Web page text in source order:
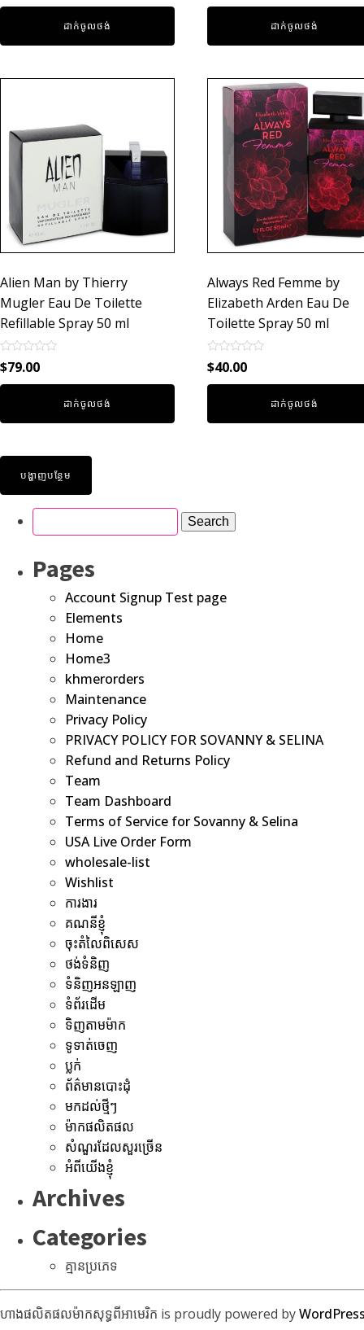
5
ដាក់ចូលថង់
out
ដាក់ចូលថង់
Alien Man by Thierry
Mugler Eau De Toilette
Refillable Spray 50 ml
Rated
0
out
$79.00
ដាក់ចូលថង់
Always Red Femme by
Elizabeth Arden Eau De
Toilette Spray 50 ml
Rated
0
out
$40.00
ដាក់ចូលថង់
បង្ហាញបន្ថែម
Pages
Account Signup Test page
Elements
Home
Home3
khmerorders
Maintenance
Privacy Policy
PRIVACY POLICY FOR SOVANNY & SELINA
Refund and Returns Policy
Team
Team Dashboard
Terms of Service for Sovanny & Selina
USA Live Order Form
wholesale-list
Wishlist
ការងារ
គណនីខ្ញុំ
ចុះតំលៃពិសេស
ថង់ទំនិញ
ទំនិញអនឡាញ
ទំព័រដើម
ទិញតាមម៉ាក
ទូទាត់ចេញ
ប្លក់
ព័ត៌មានបោះដុំ
មកដល់ថ្មីៗ
ម៉ាកផលិតផល
សំណួរដែលសួរច្រើន
អំពីយើងខ្ញុំ
Archives
Categories
គ្មានប្រភេទ
ហាងផលិតផលម៉ាកសុទ្ធពីអាមេរិក is proudly powered by